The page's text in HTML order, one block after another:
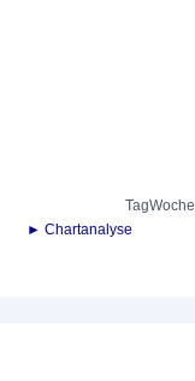
TagWoche
► Chartanalyse